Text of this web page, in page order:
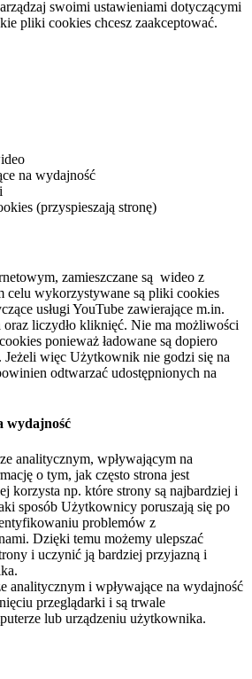
swoimi ustawieniami dotyczącymi
pliki cookies chcesz zaakceptować.
na wydajność
(przyspieszają stronę)
zamieszczane są wideo z
celu wykorzystywane są pliki cookies
usługi YouTube zawierające m.in.
liczydło kliknięć. Nie ma możliwości
ponieważ ładowane są dopiero
więc Użytkownik nie godzi się na
odtwarzać udostępnionych na
wydajność
analitycznym, wpływającym na
o tym, jak często strona jest
korzysta np. które strony są najbardziej i
sposób Użytkownicy poruszają się po
problemów z
Dzięki temu możemy ulepszać
i uczynić ją bardziej przyjazną i
analitycznym i wpływające na wydajność
przeglądarki i są trwale
lub urządzeniu użytkownika.